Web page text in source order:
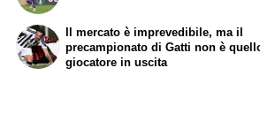
Il mercato è imprevedibile, ma il
precampionato di Gatti non è
giocatore in uscita